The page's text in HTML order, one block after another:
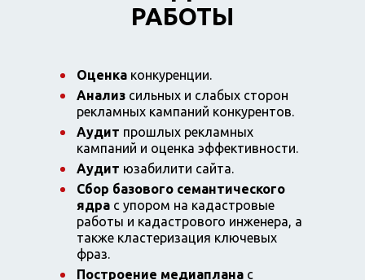
РАБОТЫ
Оценка конкуренции.
Анализ сильных и слабых сторон
рекламных кампаний конкурентов.
Аудит прошлых рекламных
кампаний и оценка эффективности.
Аудит юзабилити сайта.
Сбор базового семантического
ядра с упором на кадастровые
работы и кадастрового инженера, а
также кластеризация ключевых
фраз.
Построение медиаплана с